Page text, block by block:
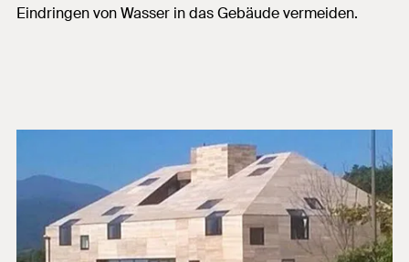
Eindringen von Wasser in das Gebäude vermeiden.